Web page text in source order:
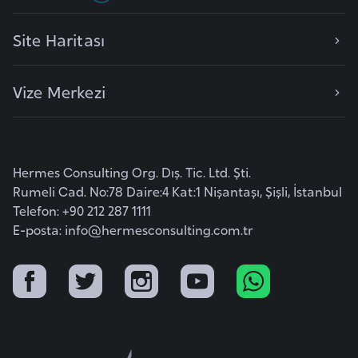
Site Haritası
Vize Merkezi
Hermes Consulting Org. Dış. Tic. Ltd. Şti.
Rumeli Cad. No:78 Daire:4 Kat:1 Nişantaşı, Şişli, İstanbul
Telefon: +90 212 287 1111
E-posta: info@hermesconsulting.com.tr
a
Ç
e
C
u